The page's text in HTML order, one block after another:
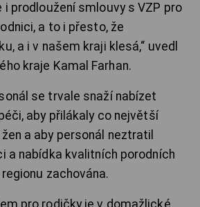
i prodloužení smlouvy s VZP pro
a to i přesto, že
a i v našem kraji klesá,“ uvedl
kraje Kamal Farhan.
se trvale snaží nabízet
aby přilákaly co největší
a aby personál neztratil
a nabídka kvalitních porodních
zachována.